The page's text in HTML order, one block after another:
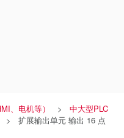
、电机等）
中大型PLC
扩展输出单元 输出 16 点